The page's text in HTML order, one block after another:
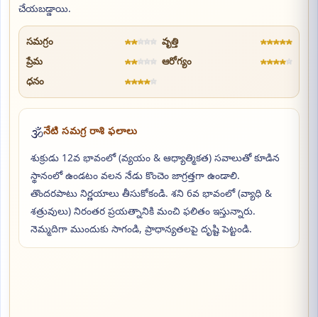
చేయబడ్డాయి.
సమగ్రం ★★☆☆☆ వృత్తి ★★★★★
ప్రేమ ★★☆☆☆ ఆరోగ్యం ★★★★☆
ధనం ★★★★☆
🕉️నేటి సమగ్ర రాశి ఫలాలు
శుక్రుడు 12వ భావంలో (వ్యయం & ఆధ్యాత్మికత) సవాలుతో కూడిన
స్థానంలో ఉండటం వలన నేడు కొంచెం జాగ్రత్తగా ఉండాలి.
తొందరపాటు నిర్ణయాలు తీసుకోకండి. శని 6వ భావంలో (వ్యాధి &
శత్రువులు) నిరంతర ప్రయత్నానికి మంచి ఫలితం ఇస్తున్నారు.
నెమ్మదిగా ముందుకు సాగండి, ప్రాధాన్యతలపై దృష్టి పెట్టండి.